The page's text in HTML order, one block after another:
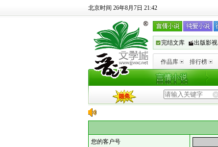
北京时间 26年8月7日 21:42
完结文库 出版影视
作品库 排行榜
您的客户号